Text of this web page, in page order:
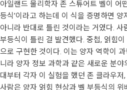
아일랜드 물리학자 존 스튜어트 벨이 어
등식’이라고 하는데 이 식을 증명하면
아니라 반대로 틀린 것이라는 거였다.
부등식이 틀린 걸 발견했다. 중첩, 얽힘
으로 구현한 것이다. 이는 양자 역학이
니라 양자 정보 과학과 같은 새로운 분
대부터 각자 이 실험을 했던 존 클라우
사람은 양자 얽힘 현상과 벨 부등식의